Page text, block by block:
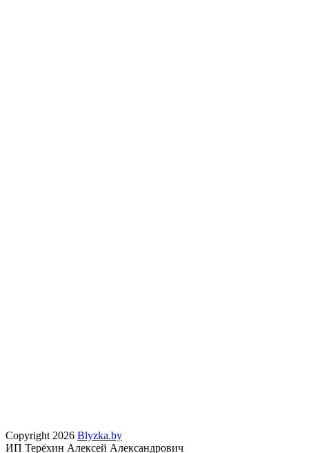
Copyright 2026 Blyzka.by
ИП Терёхин Алексей Александрович